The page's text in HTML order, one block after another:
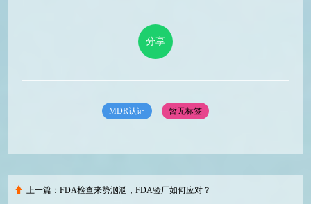
分享
MDR认证 暂无标签
上一篇：FDA检查来势汹汹，FDA验厂如何应对？